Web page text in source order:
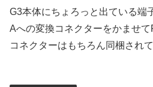
G3本体にちょろっと出ている端
Aへの変換コネクターをかませ
コネクターはもちろん同梱されて